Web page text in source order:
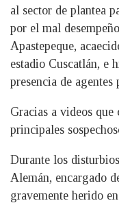
al sector de plantea
por el mal
Apastepeque,
estadio Cuscatlán, e
presencia de agentes
Gracias a videos
principales
Durante los
Alemán, encargado
gravemente herido